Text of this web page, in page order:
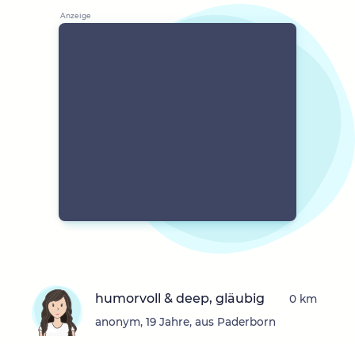
humorvoll & deep, gläubig
anonym, 19 Jahre, aus Paderborn
0 km